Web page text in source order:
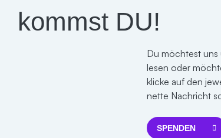
kommst DU!
Du möchtest uns
lesen oder
klicke auf den
nette Nachricht
SPENDEN